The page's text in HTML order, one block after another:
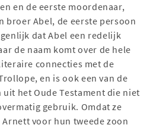
en de eerste moordenaar,
broer Abel, de eerste persoon
dat Abel een redelijk
de naam komt over de hele
connecties met de
en is ook een van de
het Oude Testament die niet
gebruik. Omdat ze
voor hun tweede zoon